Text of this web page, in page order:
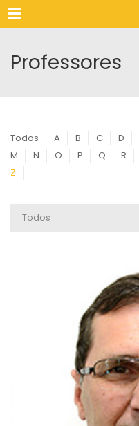
Menu
Professores
Todos A B C D
M
N O P Q R
Z